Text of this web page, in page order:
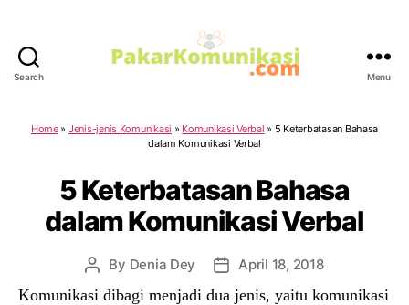
Search Menu
Home» Jenis-jenis Komunikasi » Komunikasi Verbal » 5 Keterbatasan Bahasa
dalam Komunikasi Verbal
5 Keterbatasan Bahasa
dalam Komunikasi Verbal
Post
author
By Denia Dey
Post
date
April 18, 2018
Komunikasi dibagi menjadi dua jenis, yaitu komunikasi